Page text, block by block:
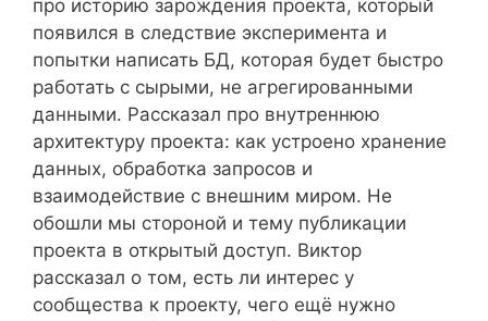
про историю зарождения проекта, который
появился в следствие эксперимента и
попытки написать БД, которая будет быстро
работать с сырыми, не агрегированными
данными. Рассказал про внутреннюю
архитектуру проекта: как устроено хранение
данных, обработка запросов и
взаимодействие с внешним миром. Не
обошли мы стороной и тему публикации
проекта в открытый доступ. Виктор
рассказал о том, есть ли интерес у
сообщества к проекту, чего ещё нужно